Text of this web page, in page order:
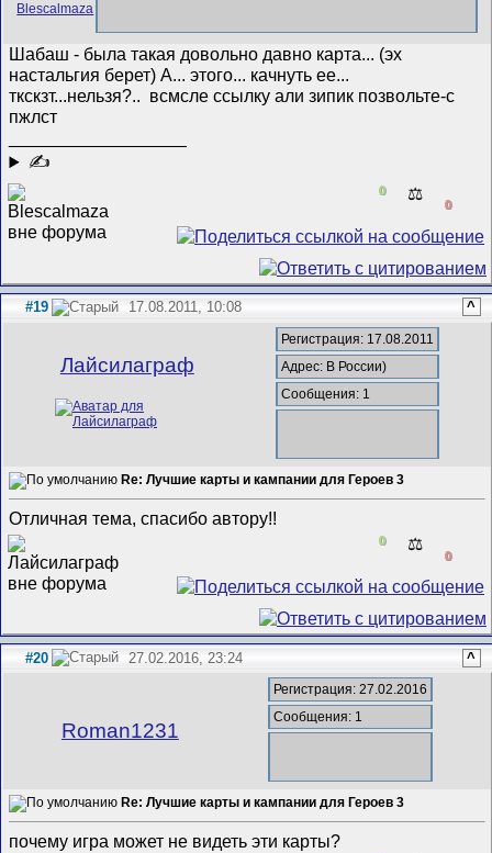
Шабаш - была такая довольно давно карта... (эх
настальгия берет) А... этого... качнуть ее...
ткскзт...нельзя?.. всмсле ссылку али зипик позвольте-с
пжлст
✍
0 ⚖️
0
#19 17.08.2011, 10:08 ^
Лайсилаграф
Регистрация: 17.08.2011
Адрес: В России)
Сообщения: 1
Re: Лучшие карты и кампании для Героев 3
Отличная тема, спасибо автору!!
0 ⚖️
0
#20 27.02.2016, 23:24 ^
Roman1231
Регистрация: 27.02.2016
Сообщения: 1
Re: Лучшие карты и кампании для Героев 3
почему игра может не видеть эти карты?